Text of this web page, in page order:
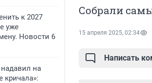
к 2027
уже
Новости 6
на
кричала»:
Собрали
15 апреля 2025, 02:34
Написать